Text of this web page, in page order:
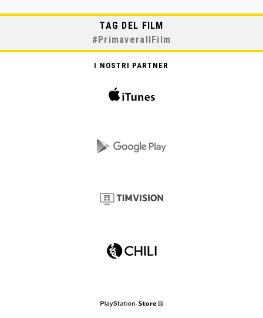
TAG DEL FILM
#PrimaveraIlFilm
I NOSTRI PARTNER